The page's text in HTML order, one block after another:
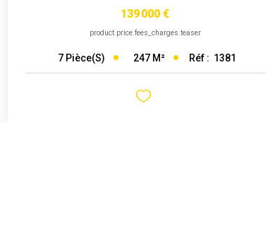
139 000 €
product.price.fees_charges.teaser
7 Pièce(s) 247 M² Réf : 1381